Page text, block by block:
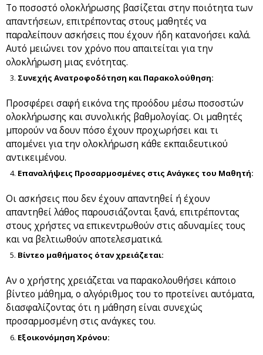
Το ποσοστό ολοκλήρωσης βασίζεται στην ποιότητα των
απαντήσεων, επιτρέποντας στους μαθητές να
παραλείπουν ασκήσεις που έχουν ήδη κατανοήσει καλά.
Αυτό μειώνει τον χρόνο που απαιτείται για την
ολοκλήρωση μιας ενότητας.
Συνεχής Ανατροφοδότηση και Παρακολούθηση:
Προσφέρει σαφή εικόνα της προόδου μέσω ποσοστών
ολοκλήρωσης και συνολικής βαθμολογίας. Οι μαθητές
μπορούν να δουν πόσο έχουν προχωρήσει και τι
απομένει για την ολοκλήρωση κάθε εκπαιδευτικού
αντικειμένου.
Επαναλήψεις Προσαρμοσμένες στις Ανάγκες του Μαθητή:
Οι ασκήσεις που δεν έχουν απαντηθεί ή έχουν
απαντηθεί λάθος παρουσιάζονται ξανά, επιτρέποντας
στους χρήστες να επικεντρωθούν στις αδυναμίες τους
και να βελτιωθούν αποτελεσματικά.
Βίντεο μαθήματος όταν χρειάζεται:
Αν ο χρήστης χρειάζεται να παρακολουθήσει κάποιο
βίντεο μάθημα, ο αλγόριθμος του το προτείνει αυτόματα,
διασφαλίζοντας ότι η μάθηση είναι συνεχώς
προσαρμοσμένη στις ανάγκες του.
Εξοικονόμηση Χρόνου: